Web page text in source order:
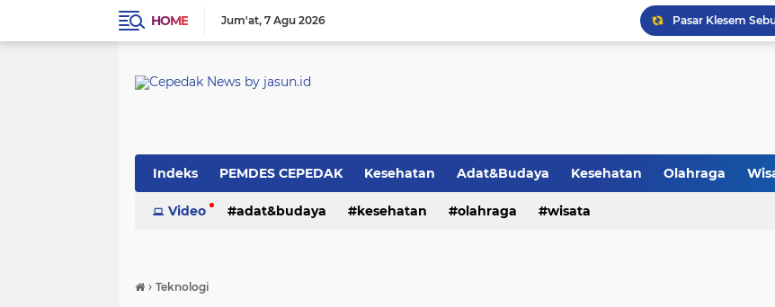
HOME Jum'at 7 Agu 2026
Peran dan Tradisi
Penonaktifan
Jamaah Haji
Indeks PEMDES CEPEDAK Kesehatan Adat&Budaya Kesehatan Olahraga
Video adat&budaya kesehatan olahraga wisata
› Teknologi